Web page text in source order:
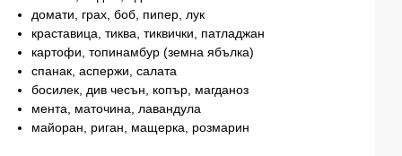
домати, грах, боб, пипер, лук
краставица, тиква, тиквички, патладжан
картофи, топинамбур (земна ябълка)
спанак, аспержи, салата
босилек, див чесън, копър, магданоз
мента, маточина, лавандула
майоран, риган, мащерка, розмарин